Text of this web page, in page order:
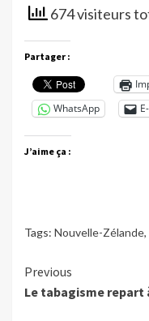
674 visiteurs
Partager :
WhatsApp
J’aime ça :
Tags: Nouvelle-Zélande,
Continue
Reading
Previous
Le tabagisme repart